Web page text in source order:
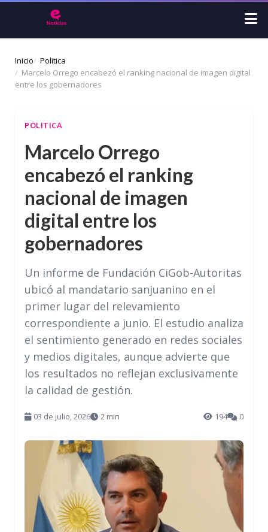
Inicio
Politica
Marcelo Orrego encabezó el ranking nacional de imagen digital
entre los gobernadores
POLITICA
Marcelo Orrego
encabezó el ranking
nacional de imagen
digital entre los
gobernadores
Un informe de Fundación CiGob-Autoritas
ubicó al mandatario sanjuanino en el
primer lugar del relevamiento
correspondiente a junio. El estudio analiza
el sentimiento generado en redes sociales
y medios digitales, aunque advierte que
los resultados no reflejan exclusivamente
la calidad de gestión.
03 de julio, 2026 2 min 194 0